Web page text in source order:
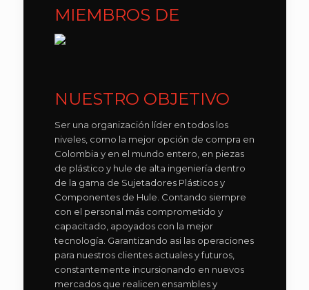
MIEMBROS DE
NUESTRO OBJETIVO
Ser una organización líder en todos los
niveles, como la mejor opción de compra en
Colombia y en el mundo entero, en piezas
de plástico y hule de alta ingeniería dentro
de la gama de Sujetadores Plásticos y
Componentes de Hule. Contando siempre
con el personal más comprometido y
capacitado, apoyados con la mejor
tecnología. Garantizando asi las operaciones
para nuestros clientes actuales y futuros,
constantemente incursionando en nuevos
mercados que realicen ensambles y